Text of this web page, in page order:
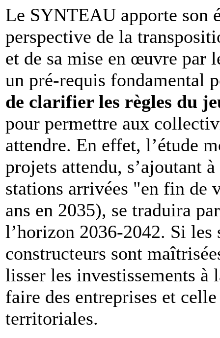
Le SYNTEAU apporte son
perspective de la
et de sa mise en œuvre par
un pré-requis fondamental
de clarifier les règles du
pour permettre aux
attendre. En effet, l’étude
projets attendu, s’ajoutant
stations arrivées "en fin de
ans en 2035), se traduira
l’horizon 2036-2042. Si les
constructeurs sont
lisser les investissements à
faire des entreprises et
territoriales.